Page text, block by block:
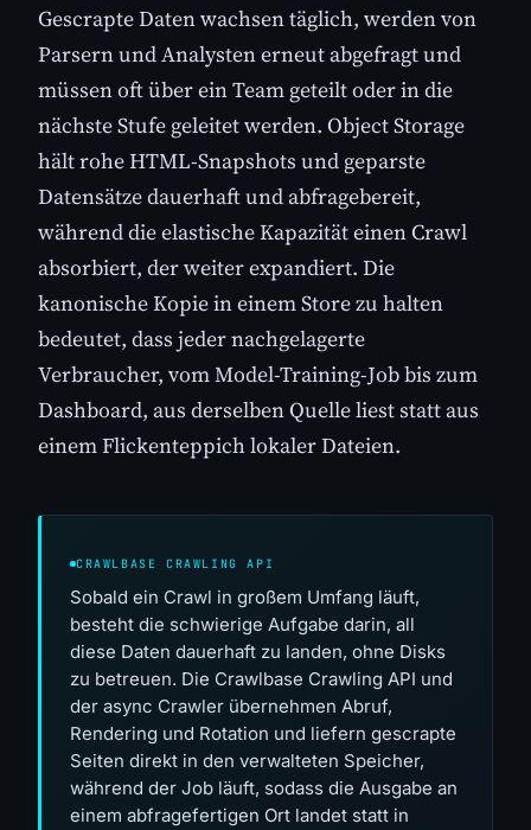
Gescrapte Daten wachsen täglich, werden von
Parsern und Analysten erneut abgefragt und
müssen oft über ein Team geteilt oder in die
nächste Stufe geleitet werden. Object Storage
hält rohe HTML-Snapshots und geparste
Datensätze dauerhaft und abfragebereit,
während die elastische Kapazität einen Crawl
absorbiert, der weiter expandiert. Die
kanonische Kopie in einem Store zu halten
bedeutet, dass jeder nachgelagerte
Verbraucher, vom Model-Training-Job bis zum
Dashboard, aus derselben Quelle liest statt aus
einem Flickenteppich lokaler Dateien.
CRAWLBASE CRAWLING API
Sobald ein Crawl in großem Umfang läuft,
besteht die schwierige Aufgabe darin, all
diese Daten dauerhaft zu landen, ohne Disks
zu betreuen. Die Crawlbase Crawling API und
der async Crawler übernehmen Abruf,
Rendering und Rotation und liefern gescrapte
Seiten direkt in den verwalteten Speicher,
während der Job läuft, sodass die Ausgabe an
einem abfragefertigen Ort landet statt in